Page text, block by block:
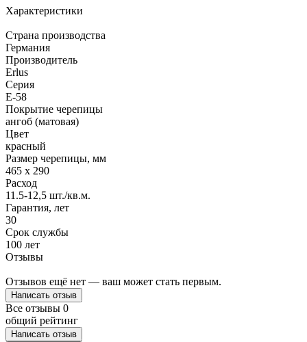
Характеристики
Страна производства
Германия
Производитель
Erlus
Серия
E-58
Покрытие черепицы
ангоб (матовая)
Цвет
красный
Размер черепицы, мм
465 x 290
Расход
11.5-12,5 шт./кв.м.
Гарантия, лет
30
Срок службы
100 лет
Отзывы
Отзывов ещё нет — ваш может стать первым.
Написать отзыв
Все отзывы 0
общий рейтинг
Написать отзыв